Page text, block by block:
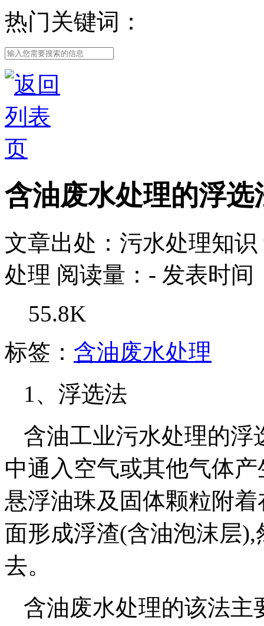
热门关键词：
含油废水处理的浮选
文章出处：污水处理知识
处理 阅读量： - 发表时间
55.8K
标签： 含油废水处理
1、浮选法
含油工业污水处理的浮
中通入空气或其他气体
悬浮油珠及固体颗粒附
面形成浮渣(含油泡沫层
去。
含油废水处理的该法主